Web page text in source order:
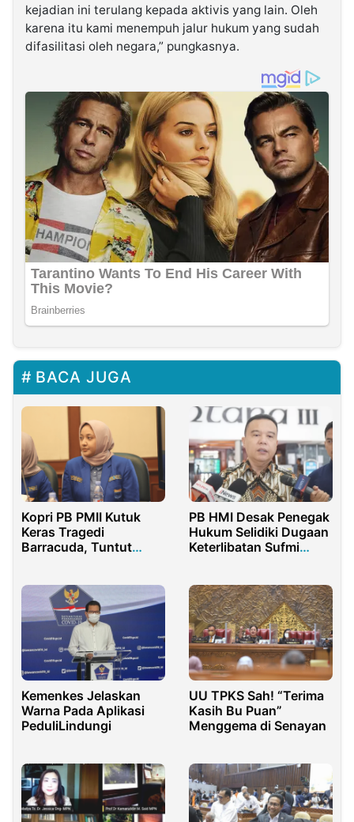
kejadian ini terulang kepada aktivis yang lain. Oleh
karena itu kami menempuh jalur hukum yang sudah
difasilitasi oleh negara,” pungkasnya.
BACA JUGA
Kopri PB PMII Kutuk
Keras Tragedi
Barracuda, Tuntut
PB HMI Desak Penegak
Hukum Selidiki Dugaan
Keterlibatan Sufmi
Kemenkes Jelaskan
Warna Pada Aplikasi
PeduliLindungi
UU TPKS Sah! “Terima
Kasih Bu Puan”
Menggema di Senayan